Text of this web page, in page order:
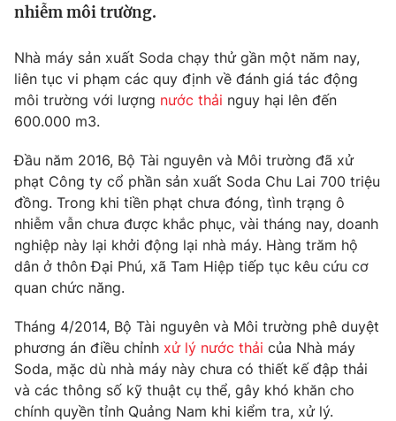
Tin tức
Câu chuyện quốc tế
Tài chính
Thị trường
Góc doanh nghiệp
Dữ liệu và đời sống
Truyền hình
Phim VTV
Hậu trường
Nhân vật
Khán giả
Giải trí
Điện ảnh
Âm nhạc
Sao
Đời sống
Du lịch
Chất lượng cuộc sống
Giáo dục
Tuyển sinh
Học trực tuyến
Công nghệ
Hitech Công nghệ tương lai
Sản phẩm
Giao lưu trực tuyến
nhiễm môi trường.
Nhà máy sản xuất Soda chạy thử gần một năm nay,
liên tục vi phạm các quy định về đánh giá tác động
môi trường với lượng nước thải nguy hại lên đến
600.000 m3.
Đầu năm 2016, Bộ Tài nguyên và Môi trường đã xử
phạt Công ty cổ phần sản xuất Soda Chu Lai 700 triệu
đồng. Trong khi tiền phạt chưa đóng, tình trạng ô
nhiễm vẫn chưa được khắc phục, vài tháng nay, doanh
nghiệp này lại khởi động lại nhà máy. Hàng trăm hộ
dân ở thôn Đại Phú, xã Tam Hiệp tiếp tục kêu cứu cơ
quan chức năng.
Tháng 4/2014, Bộ Tài nguyên và Môi trường phê duyệt
phương án điều chỉnh xử lý nước thải của Nhà máy
Soda, mặc dù nhà máy này chưa có thiết kế đập thải
và các thông số kỹ thuật cụ thể, gây khó khăn cho
chính quyền tỉnh Quảng Nam khi kiểm tra, xử lý.